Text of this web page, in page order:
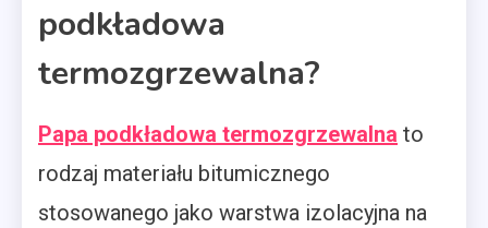
podkładowa
termozgrzewalna?
Papa podkładowa termozgrzewalna to
rodzaj materiału bitumicznego
stosowanego jako warstwa izolacyjna na